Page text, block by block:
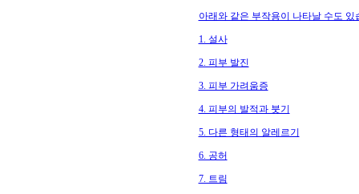
아래와 같은 부작용이 나타날 수도 있
1. 설사
2. 피부 발진
3. 피부 가려움증
4. 피부의 발적과 붓기
5. 다른 형태의 알레르기
6. 공허
7. 트림